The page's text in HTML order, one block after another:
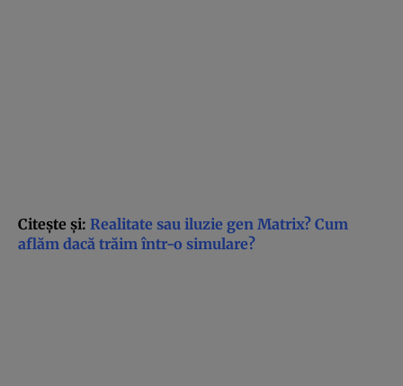
Citeşte şi: Realitate sau iluzie gen Matrix? Cum
aflăm dacă trăim într-o simulare?